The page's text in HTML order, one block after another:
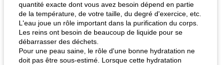
pois chiches rôtis aux épices amandes au cheddar rôti
quantité exacte dont vous avez besoin dépend en partie
de la température, de votre taille, du degré d'exercice, etc.
L'eau joue un rôle important dans la purification du corps.
Les reins ont besoin de beaucoup de liquide pour se
débarrasser des déchets.
Pour une peau saine, le rôle d'une bonne hydratation ne
doit pas être sous-estimé. Lorsque cette hydratation